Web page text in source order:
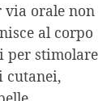
via orale non
al corpo
per stimolare
cutanei,